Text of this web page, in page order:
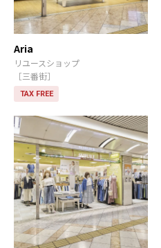
Aria
リユースショップ
［三番街］
TAX FREE